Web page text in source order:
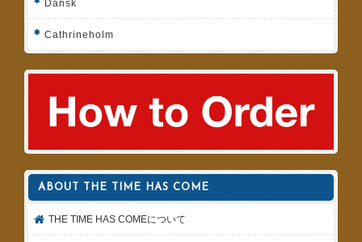
Dansk
Cathrineholm
ABOUT THE TIME HAS COME
THE TIME HAS COMEについて